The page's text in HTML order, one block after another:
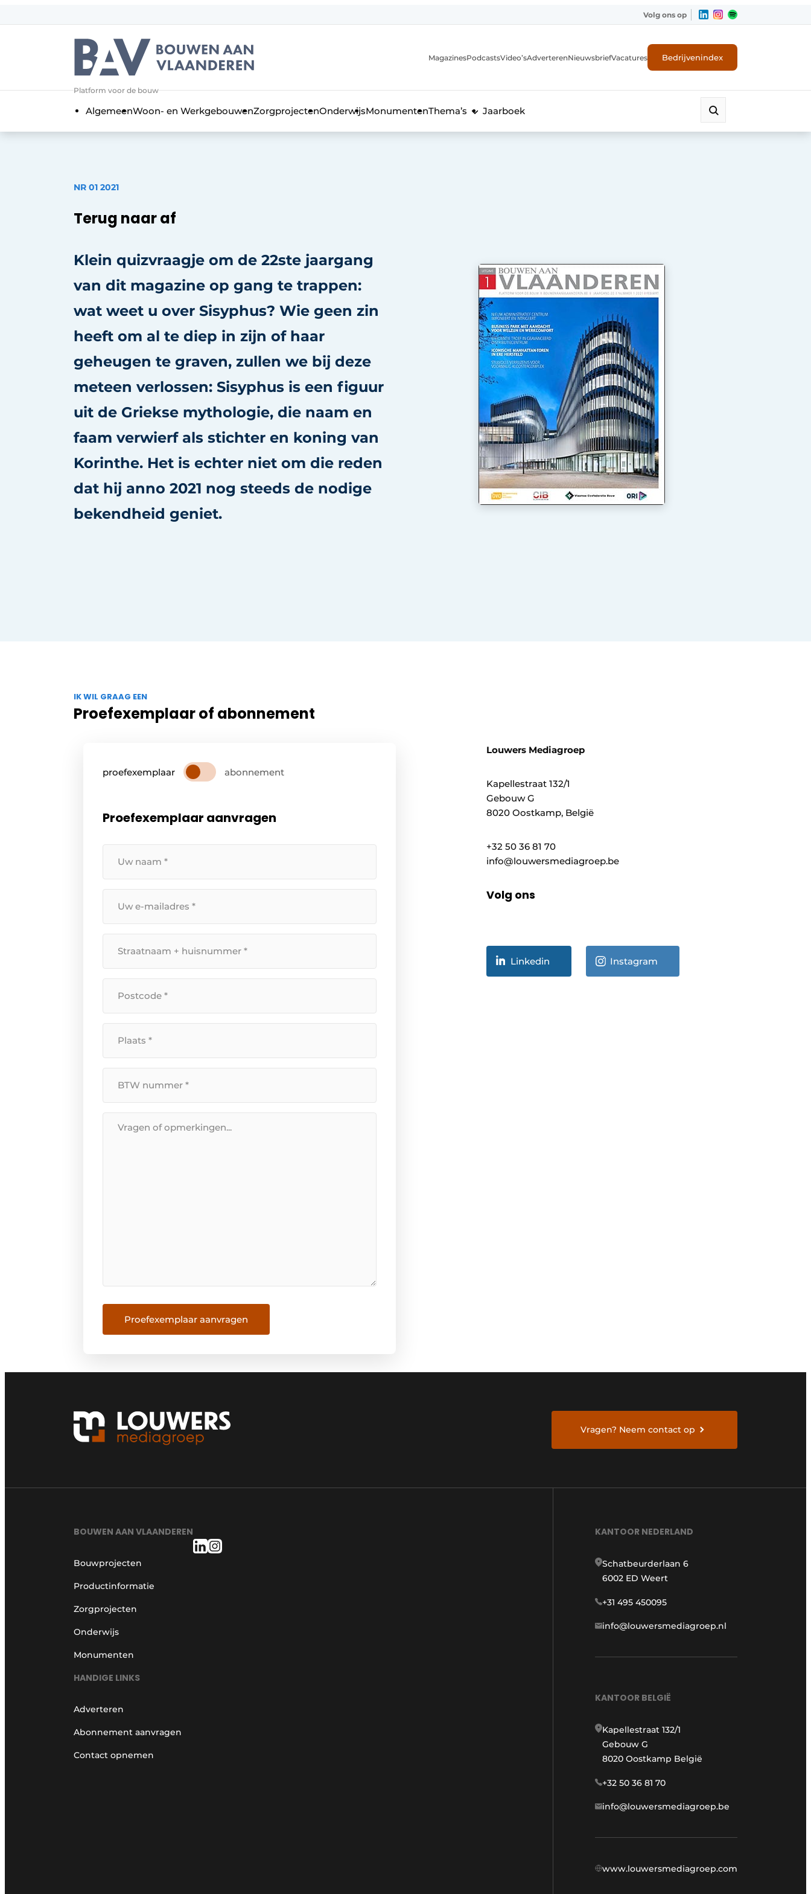
Aanmelden
Algemene voorwaarden
Bedrijven
Nieuwsbrief
Privacy / Cookie statement
Vacature aanmelden
Vacatures
Aanmelden
Bedrijven
Bedrijven
Contact
Volg ons op
Platform voor de bouw
MagazinesPodcastsVideo’sAdverterenNieuwsbriefVacatures Bedrijvenindex
AlgemeenWoon- en WerkgebouwenZorgprojectenOnderwijsMonumentenThema’s Jaarboek
NR 01 2021
Terug naar af
Klein quizvraagje om de 22ste jaargang
van dit magazine op gang te trappen:
wat weet u over Sisyphus? Wie geen zin
heeft om al te diep in zijn of haar
geheugen te graven, zullen we bij deze
meteen verlossen: Sisyphus is een figuur
uit de Griekse mythologie, die naam en
faam verwierf als stichter en koning van
Korinthe. Het is echter niet om die reden
dat hij anno 2021 nog steeds de nodige
bekendheid geniet.
IK WIL GRAAG EEN
Proefexemplaar of abonnement
proefexemplaar abonnement
Proefexemplaar aanvragen
naam
*
mailadres
huisnummer
Nummer
*
Louwers Mediagroep
Kapellestraat 132/1
Gebouw G
8020 Oostkamp, België
+32 50 36 81 70
info@louwersmediagroep.be
Volg ons
Linkedin Instagram
Vragen? Neem contact op
BOUWEN AAN VLAANDEREN
Bouwprojecten
Productinformatie
Zorgprojecten
Onderwijs
Monumenten
HANDIGE LINKS
Adverteren
Abonnement aanvragen
Contact opnemen
KANTOOR NEDERLAND
Schatbeurderlaan 6
6002 ED Weert
+31 495 450095
info@louwersmediagroep.nl
KANTOOR BELGIË
Kapellestraat 132/1
Gebouw G
8020 Oostkamp België
+32 50 36 81 70
info@louwersmediagroep.be
www.louwersmediagroep.com